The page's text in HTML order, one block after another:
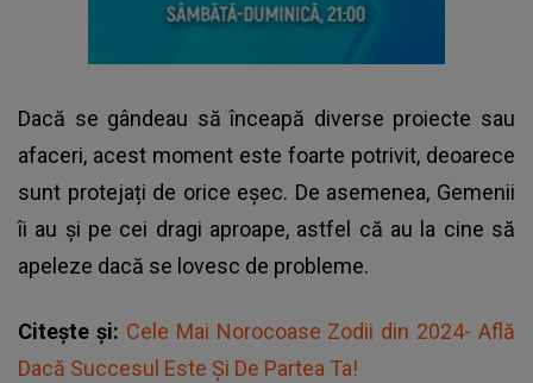
Dacă se gândeau să înceapă diverse proiecte sau
afaceri, acest moment este foarte potrivit, deoarece
sunt protejați de orice eșec. De asemenea, Gemenii
îi au și pe cei dragi aproape, astfel că au la cine să
apeleze dacă se lovesc de probleme.
Citește și: Cele Mai Norocoase Zodii din 2024- Află
Dacă Succesul Este Și De Partea Ta!